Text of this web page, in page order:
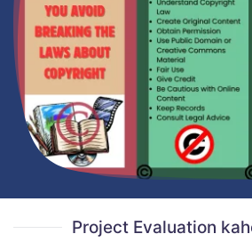
Project Evaluation